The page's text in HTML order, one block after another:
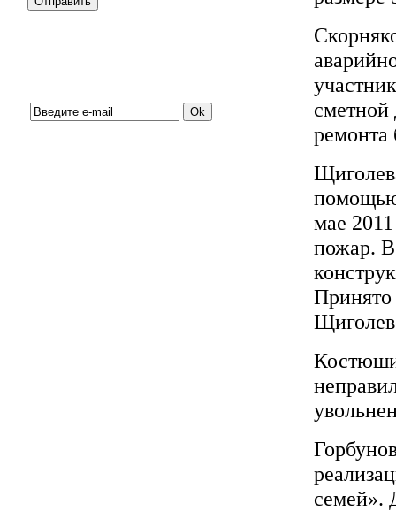
сметной
ремонта
мае
пожар. В
семей».